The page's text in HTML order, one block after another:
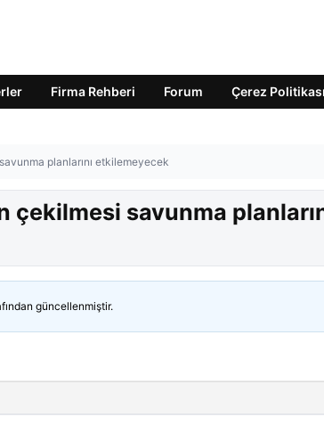
Firma Rehberi Forum Çerez Politikası
planlarını etkilemeyecek
çekilmesi savunma
güncellenmiştir.